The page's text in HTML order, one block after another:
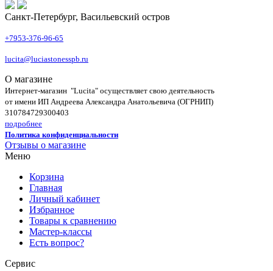
Санкт-Петербург, Васильевский остров
+7953-376-96-65
lucita@luciastonesspb.ru
О магазине
Интернет-магазин "Lucita" осуществляет свою деятельность
от имени ИП Андреева Александра Анатольевича (ОГРНИП)
310784729300403
подробнее
Политика конфиденциальности
Отзывы о магазине
Меню
Корзина
Главная
Личный кабинет
Избранное
Товары к сравнению
Мастер-классы
Есть вопрос?
Сервис